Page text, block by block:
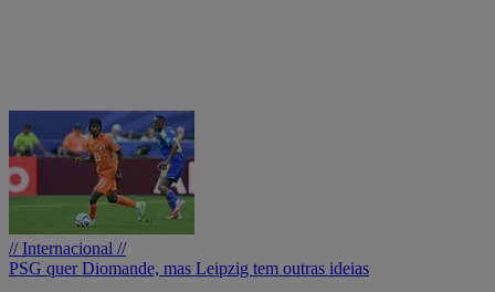
// Internacional //
PSG quer Diomande, mas Leipzig tem outras ideias